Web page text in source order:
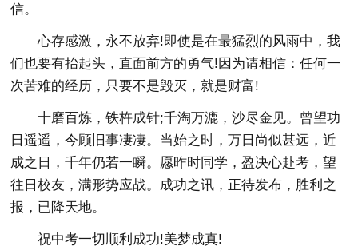
信。
心存感激，永不放弃!即使是在最猛烈的风雨中，我
们也要有抬起头，直面前方的勇气!因为请相信：任何一
次苦难的经历，只要不是毁灭，就是财富!
十磨百炼，铁杵成针;千淘万漉，沙尽金见。曾望功
日遥遥，今顾旧事凄凄。当始之时，万日尚似甚远，近
成之日，千年仍若一瞬。愿昨时同学，盈决心赴考，望
往日校友，满形势应战。成功之讯，正待发布，胜利之
报，已降天地。
祝中考一切顺利成功!美梦成真!